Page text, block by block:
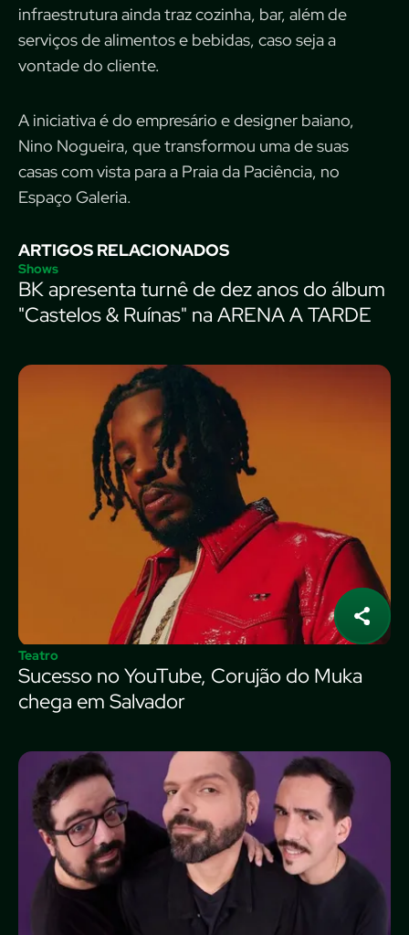
infraestrutura ainda traz cozinha, bar, além de
serviços de alimentos e bebidas, caso seja a
vontade do cliente.
A iniciativa é do empresário e designer baiano,
Nino Nogueira, que transformou uma de suas
casas com vista para a Praia da Paciência, no
Espaço Galeria.
ARTIGOS RELACIONADOS
Shows
BK apresenta turnê de dez anos do álbum
"Castelos & Ruínas" na ARENA A TARDE
Teatro
Sucesso no YouTube, Corujão do Muka
chega em Salvador